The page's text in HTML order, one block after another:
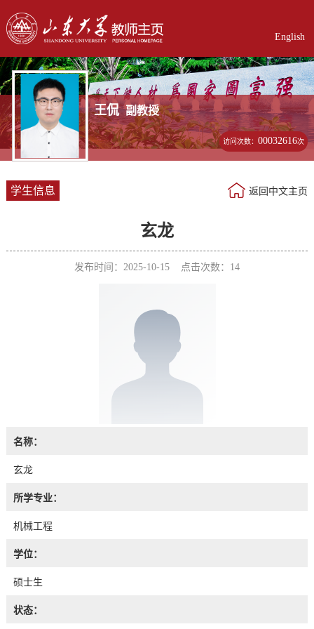
English
王侃 副教授
访问次数：00032616次
学生信息 返回中文主页
玄龙
发布时间：2025-10-15 点击次数： 14
名称：
玄龙
所学专业：
机械工程
学位：
硕士生
状态：